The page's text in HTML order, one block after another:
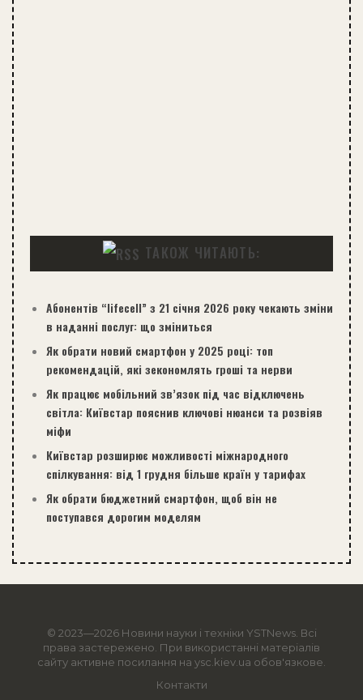
ТАКОЖ ЧИТАЮТЬ:
Абонентів “lifecell” з 21 січня 2026 року чекають зміни
в наданні послуг: що зміниться
Як обрати новий смартфон у 2025 році: топ
рекомендацій, які зекономлять гроші та нерви
Як працює мобільний зв’язок під час відключень
світла: Київстар пояснив ключові нюанси та розвіяв
міфи
Київстар розширює можливості міжнародного
спілкування: від 1 грудня більше країн у тарифах
Як обрати бюджетний смартфон, щоб він не
поступався дорогим моделям
© 2023—2026 Новини науки і техніки YSTNews. Всі
права застережено. При використанні матеріалів
сайту активне посилання на ysc.kiev.ua обов'язкове.
Контакти